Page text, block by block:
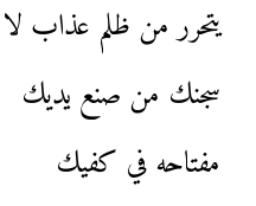
يتحرر من ظلم عذاب لا
سجنك من صنع يديك
مفتاحه في كفيك